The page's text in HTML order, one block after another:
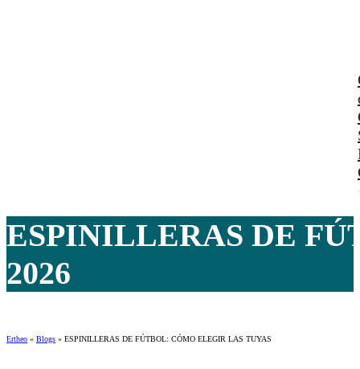
ESPINILLERAS DE
2026
Ertheo » Blogs » ESPINILLERAS DE FÚTBOL: CÓMO ELEGIR LAS TUYAS